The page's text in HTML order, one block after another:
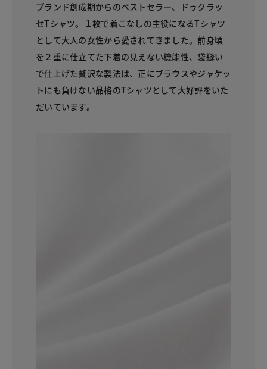
ブランド創成期からのベストセラー、ドゥクラッ
セTシャツ。１枚で着こなしの主役になるTシャツ
として大人の女性から愛されてきました。前身頃
を２重に仕立てた下着の見えない機能性、袋縫い
で仕上げた贅沢な製法は、正にブラウスやジャケッ
トにも負けない品格のTシャツとして大好評をいた
だいています。